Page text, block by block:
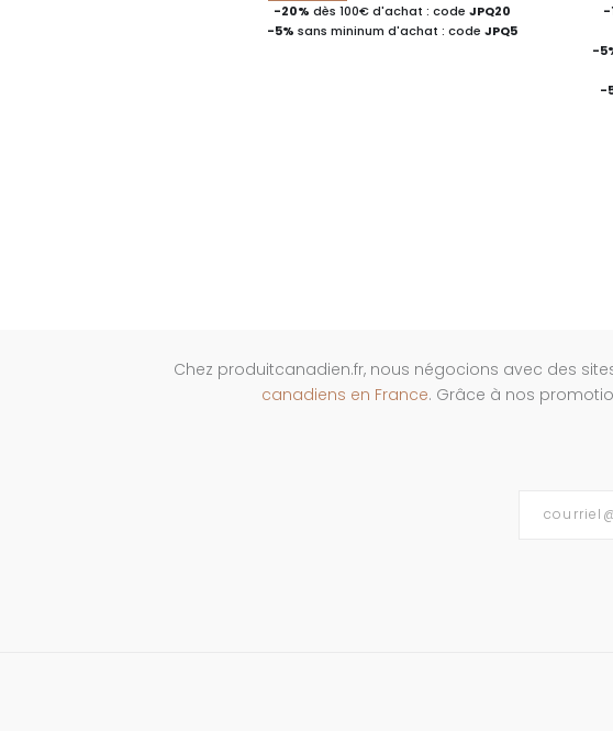
-20% dès 100€ d'achat : codeJPQ20
-5% sans mininum d'achat : codeJPQ5
-
-
-
Chez produitcanadien.fr, nous négocions avec des
canadiens en France. Grâce à nos